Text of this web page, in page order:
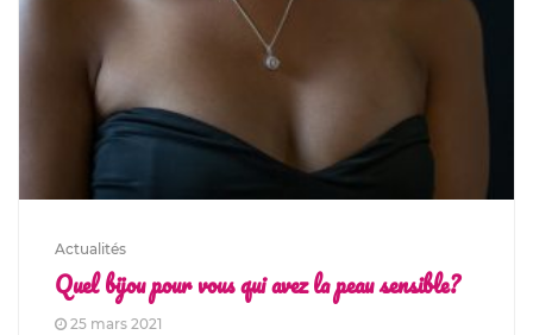
Actualités
Quel bijou pour vous qui avez la peau sensible?
25 mars 2021